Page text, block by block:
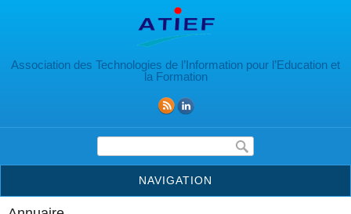
Association des Technologies de l’Information pour l’Education et
la Formation
Formulaire de recherche
NAVIGATION